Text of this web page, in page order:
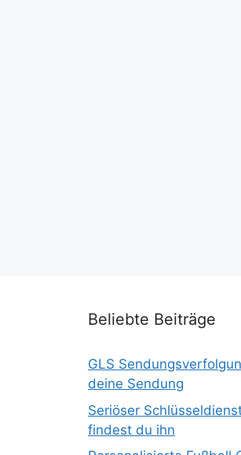
Beliebte Beiträge
GLS
deine Sendung
Seriöser
findest du ihn